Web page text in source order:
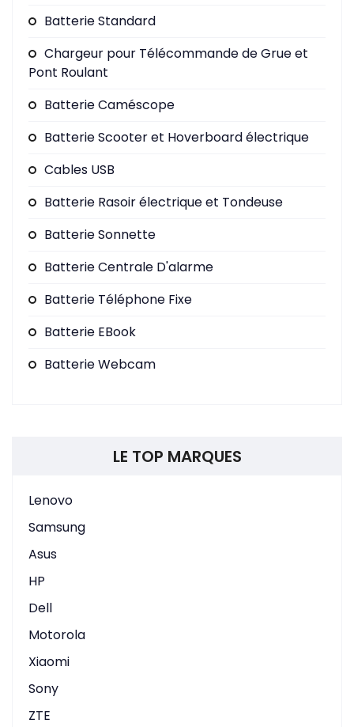
Batterie Standard
Chargeur pour Télécommande de Grue et
Pont Roulant
Batterie Caméscope
Batterie Scooter et Hoverboard électrique
Cables USB
Batterie Rasoir électrique et Tondeuse
Batterie Sonnette
Batterie Centrale D'alarme
Batterie Téléphone Fixe
Batterie EBook
Batterie Webcam
LE TOP MARQUES
Lenovo
Samsung
Asus
HP
Dell
Motorola
Xiaomi
Sony
ZTE